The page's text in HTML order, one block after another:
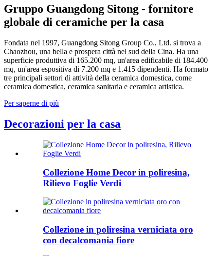
Gruppo Guangdong Sitong - fornitore
globale di ceramiche per la casa
Fondata nel 1997, Guangdong Sitong Group Co., Ltd. si trova a
Chaozhou, una bella e prospera città nel sud della Cina. Ha una
superficie produttiva di 165.200 mq, un'area edificabile di 184.400
mq, un'area espositiva di 7.200 mq e 1.415 dipendenti. Ha formato
tre principali settori di attività della ceramica domestica, come
ceramica domestica, ceramica sanitaria e ceramica artistica.
Per saperne di più
Decorazioni per la casa
Collezione Home Decor in poliresina,
Rilievo Foglie Verdi
Collezione in poliresina verniciata oro
con decalcomania fiore